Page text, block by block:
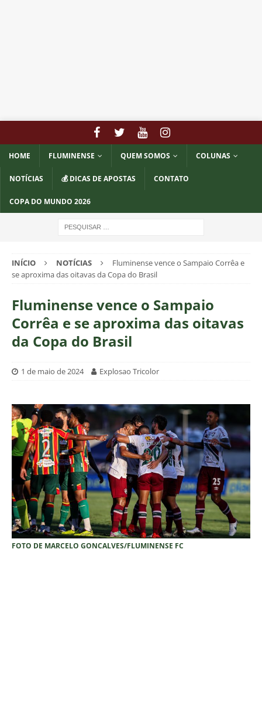
HOME FLUMINENSE QUEM SOMOS COLUNAS
NOTÍCIAS 💰 DICAS DE APOSTAS CONTATO
COPA DO MUNDO 2026
INÍCIO NOTÍCIAS
Fluminense vence o Sampaio Corrêa e
se aproxima das oitavas da Copa do Brasil
Fluminense vence o Sampaio
Corrêa e se aproxima das oitavas
da Copa do Brasil
1 de maio de 2024 Explosao Tricolor
FOTO DE MARCELO GONCALVES/FLUMINENSE FC